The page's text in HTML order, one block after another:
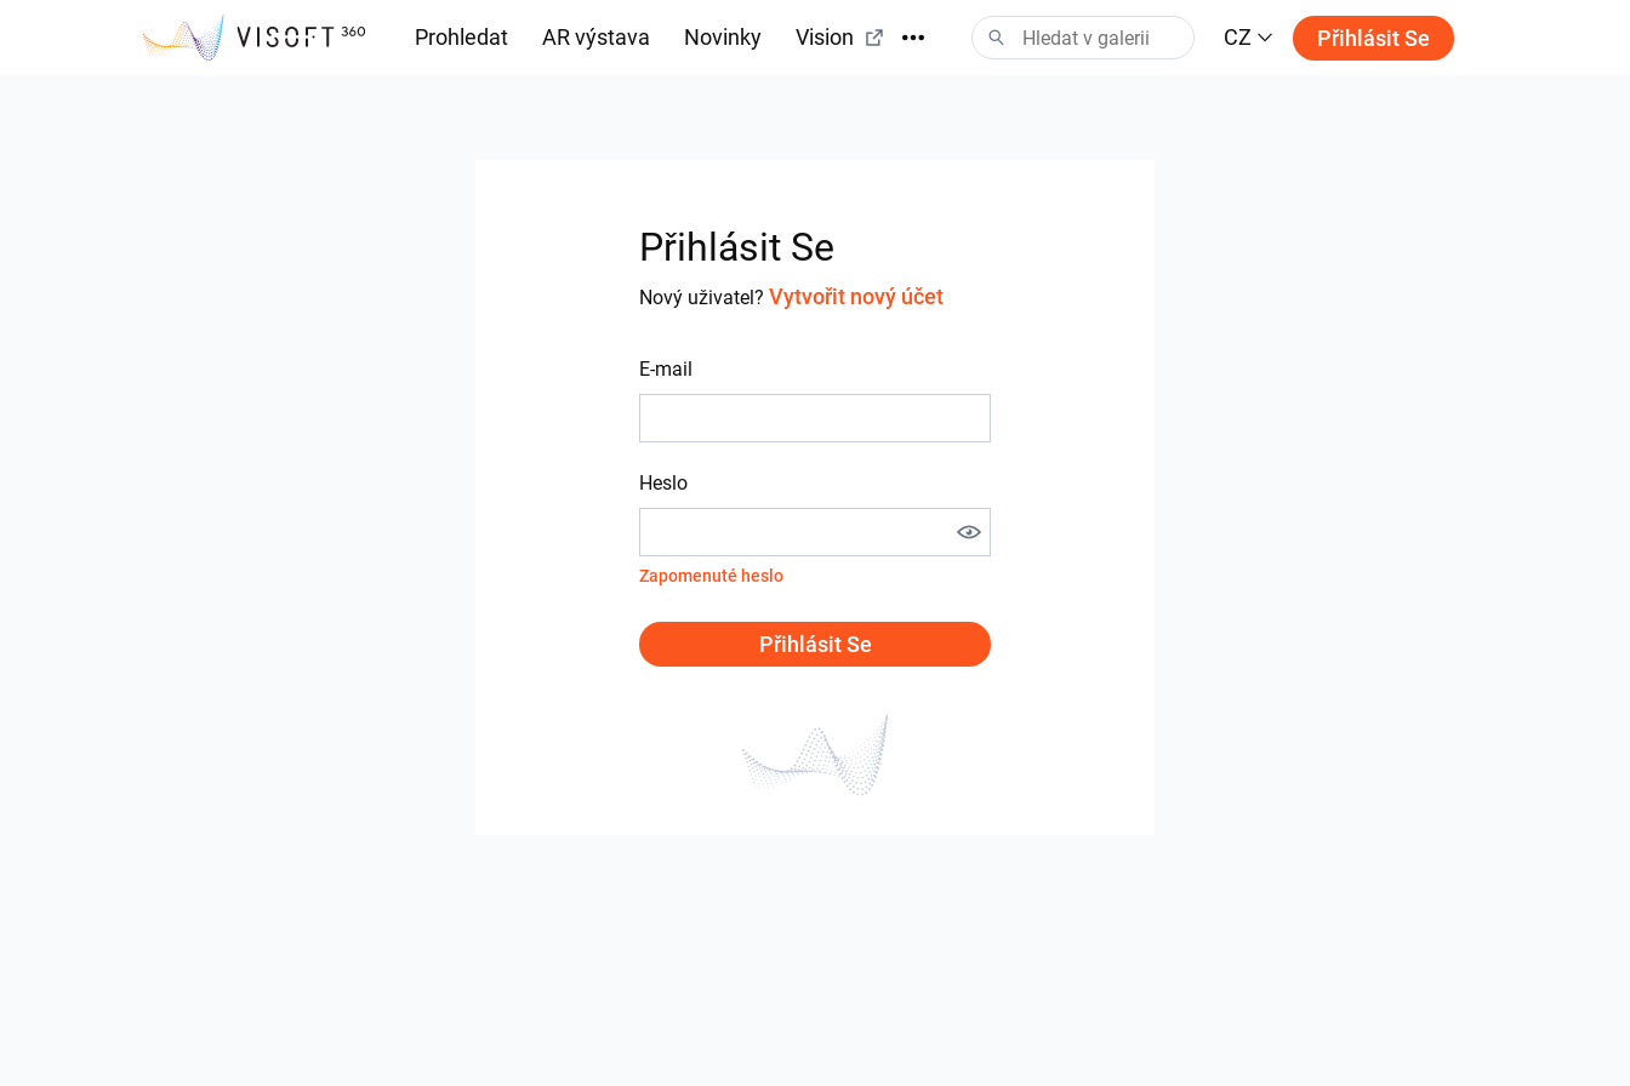
Prohledat AR výstava Novinky Vision CZ Přihlásit Se
Přihlásit Se
Nový uživatel? Vytvořit nový účet
E-mail
Heslo
Zapomenuté heslo
Přihlásit Se